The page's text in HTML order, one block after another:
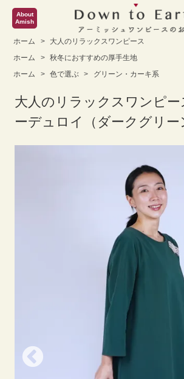
About
Amish
ホーム >
大人のリラックスワンピース
ホーム
> 秋冬におすすめの厚手生地
ホーム
> 色で選ぶ > グリーン・カーキ系
大人のリラックスワンピ
ーデュロイ（ダークグリー